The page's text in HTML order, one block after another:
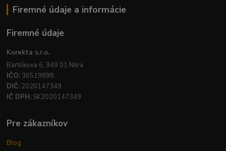
Firemné údaje a informácie
Firemné údaje
Korekta s.r.o.
Bartókova 6, 949 01 Nitra
IČO: 36519898
DIČ: 2020147349
IČ DPH: SK2020147349
Pre zákazníkov
Blog